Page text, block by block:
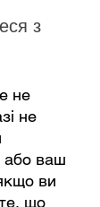
з
не
не
або ваш
ви
що